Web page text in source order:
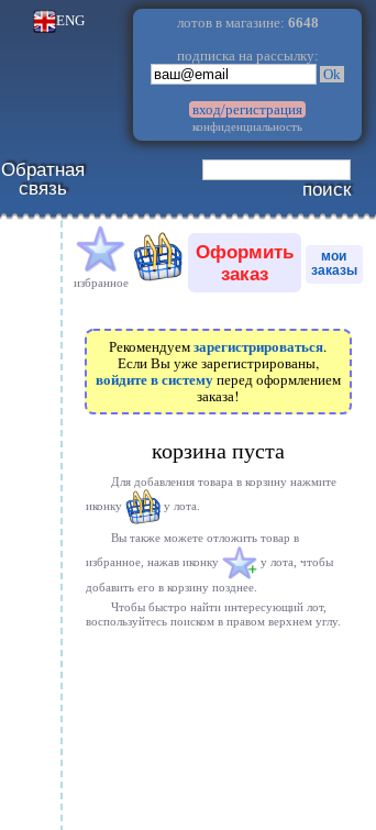
ENG лотов в магазине: 6648
подписка на рассылку:
Ok
вход/регистрация
конфиденциальность
.
Обратная
связь
поиск
избранное
Оформить
заказ
мои
заказы
Рекомендуемзарегистрироваться.
Если Вы уже зарегистрированы,
войдите в системуперед оформлением
заказа!